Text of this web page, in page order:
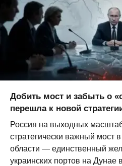
Добить мост и забыть о
перешла к новой
Россия на выходных
стратегически важный мост
области — единственный
украинских портов на Дунае